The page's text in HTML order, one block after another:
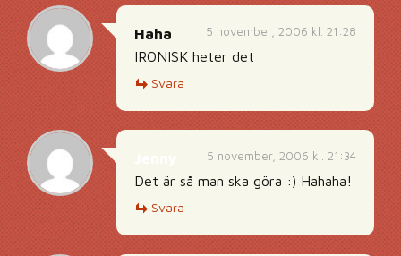
5 november, 2006 kl. 21:28
Haha
IRONISK heter det
Svara
5 november, 2006 kl. 21:34
Det är så man ska göra :) Hahaha!
Svara